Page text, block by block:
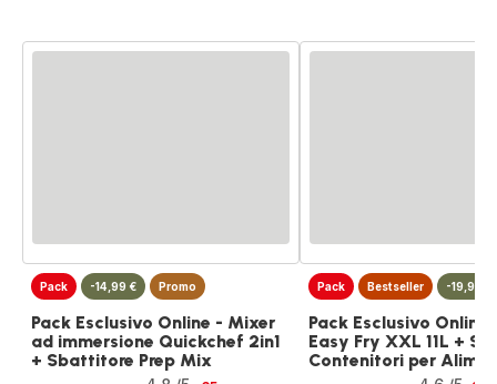
Pack -14,99 € Promo
Pack Esclusivo Online - Mixer
ad immersione Quickchef 2in1
+ Sbattitore Prep Mix
Voto
Pack Bestseller -19,99 €
Pack Esclusivo Online
Easy Fry XXL 11L +
Contenitori per
Voto